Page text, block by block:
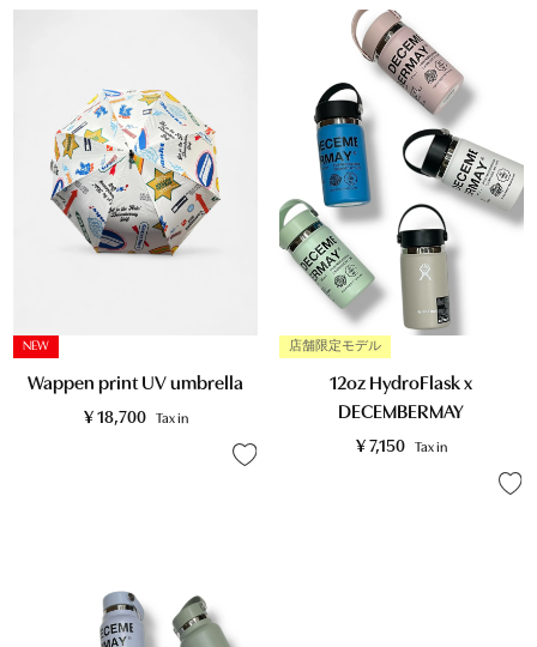
NEW
Wappen print UV umbrella
¥ 18,700 Tax in
店舗限定モデル
12oz HydroFlask x
DECEMBERMAY
¥ 7,150 Tax in